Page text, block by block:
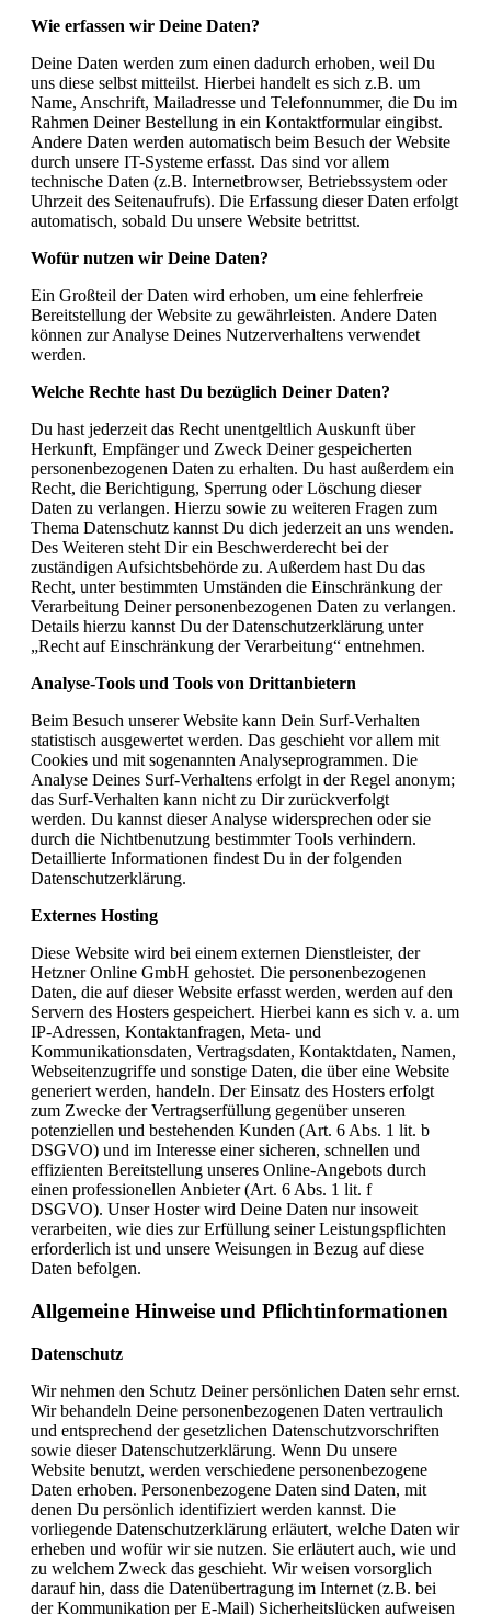
Wie erfassen wir Deine Daten?
Deine Daten werden zum einen dadurch erhoben, weil Du
uns diese selbst mitteilst. Hierbei handelt es sich z.B. um
Name, Anschrift, Mailadresse und Telefonnummer, die Du im
Rahmen Deiner Bestellung in ein Kontaktformular eingibst.
Andere Daten werden automatisch beim Besuch der Website
durch unsere IT-Systeme erfasst. Das sind vor allem
technische Daten (z.B. Internetbrowser, Betriebssystem oder
Uhrzeit des Seitenaufrufs). Die Erfassung dieser Daten erfolgt
automatisch, sobald Du unsere Website betrittst.
Wofür nutzen wir Deine Daten?
Ein Großteil der Daten wird erhoben, um eine fehlerfreie
Bereitstellung der Website zu gewährleisten. Andere Daten
können zur Analyse Deines Nutzerverhaltens verwendet
werden.
Welche Rechte hast Du bezüglich Deiner Daten?
Du hast jederzeit das Recht unentgeltlich Auskunft über
Herkunft, Empfänger und Zweck Deiner gespeicherten
personenbezogenen Daten zu erhalten. Du hast außerdem ein
Recht, die Berichtigung, Sperrung oder Löschung dieser
Daten zu verlangen. Hierzu sowie zu weiteren Fragen zum
Thema Datenschutz kannst Du dich jederzeit an uns wenden.
Des Weiteren steht Dir ein Beschwerderecht bei der
zuständigen Aufsichtsbehörde zu. Außerdem hast Du das
Recht, unter bestimmten Umständen die Einschränkung der
Verarbeitung Deiner personenbezogenen Daten zu verlangen.
Details hierzu kannst Du der Datenschutzerklärung unter
„Recht auf Einschränkung der Verarbeitung“ entnehmen.
Analyse-Tools und Tools von Drittanbietern
Beim Besuch unserer Website kann Dein Surf-Verhalten
statistisch ausgewertet werden. Das geschieht vor allem mit
Cookies und mit sogenannten Analyseprogrammen. Die
Analyse Deines Surf-Verhaltens erfolgt in der Regel anonym;
das Surf-Verhalten kann nicht zu Dir zurückverfolgt
werden. Du kannst dieser Analyse widersprechen oder sie
durch die Nichtbenutzung bestimmter Tools verhindern.
Detaillierte Informationen findest Du in der folgenden
Datenschutzerklärung.
Externes Hosting
Diese Website wird bei einem externen Dienstleister, der
Hetzner Online GmbH gehostet. Die personenbezogenen
Daten, die auf dieser Website erfasst werden, werden auf den
Servern des Hosters gespeichert. Hierbei kann es sich v. a. um
IP-Adressen, Kontaktanfragen, Meta- und
Kommunikationsdaten, Vertragsdaten, Kontaktdaten, Namen,
Webseitenzugriffe und sonstige Daten, die über eine Website
generiert werden, handeln. Der Einsatz des Hosters erfolgt
zum Zwecke der Vertragserfüllung gegenüber unseren
potenziellen und bestehenden Kunden (Art. 6 Abs. 1 lit. b
DSGVO) und im Interesse einer sicheren, schnellen und
effizienten Bereitstellung unseres Online-Angebots durch
einen professionellen Anbieter (Art. 6 Abs. 1 lit. f
DSGVO). Unser Hoster wird Deine Daten nur insoweit
verarbeiten, wie dies zur Erfüllung seiner Leistungspflichten
erforderlich ist und unsere Weisungen in Bezug auf diese
Daten befolgen.
Allgemeine Hinweise und Pflichtinformationen
Datenschutz
Wir nehmen den Schutz Deiner persönlichen Daten sehr ernst.
Wir behandeln Deine personenbezogenen Daten vertraulich
und entsprechend der gesetzlichen Datenschutzvorschriften
sowie dieser Datenschutzerklärung. Wenn Du unsere
Website benutzt, werden verschiedene personenbezogene
Daten erhoben. Personenbezogene Daten sind Daten, mit
denen Du persönlich identifiziert werden kannst. Die
vorliegende Datenschutzerklärung erläutert, welche Daten wir
erheben und wofür wir sie nutzen. Sie erläutert auch, wie und
zu welchem Zweck das geschieht. Wir weisen vorsorglich
darauf hin, dass die Datenübertragung im Internet (z.B. bei
der Kommunikation per E-Mail) Sicherheitslücken aufweisen